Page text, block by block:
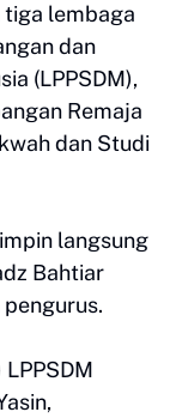
lembaga
dan
(LPPSDM),
Remaja
dan Studi
langsung
Bahtiar